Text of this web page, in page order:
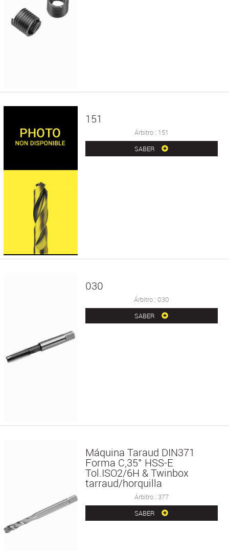
151
Árbitro : 151
SABER
030
Árbitro : 030
SABER
Máquina Taraud DIN371
Forma C,35° HSS-E
Tol.ISO2/6H & Twinbox
tarraud/horquilla
Árbitro : 377
SABER